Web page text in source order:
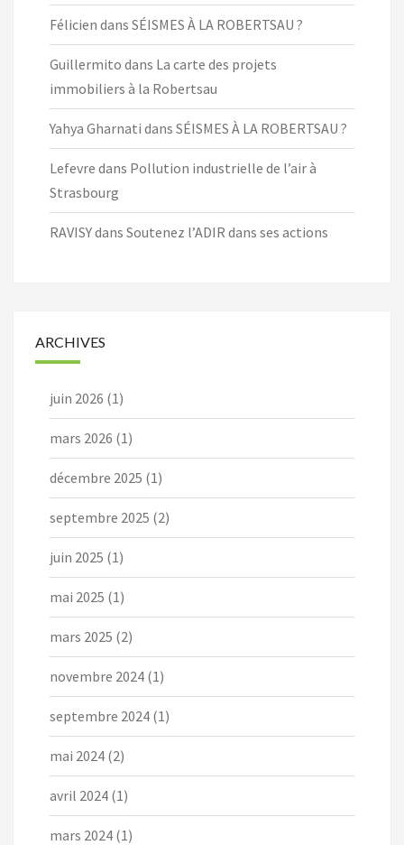
Félicien dans SÉISMES À LA ROBERTSAU ?
Guillermito dans La carte des projets
immobiliers à la Robertsau
Yahya Gharnati dans SÉISMES À LA ROBERTSAU ?
Lefevre dans Pollution industrielle de l’air à
Strasbourg
RAVISYdans Soutenez l’ADIR dans ses actions
ARCHIVES
juin 2026 (1)
mars 2026 (1)
décembre 2025 (1)
septembre 2025 (2)
juin 2025 (1)
mai 2025 (1)
mars 2025 (2)
novembre 2024 (1)
septembre 2024 (1)
mai 2024 (2)
avril 2024 (1)
mars 2024 (1)